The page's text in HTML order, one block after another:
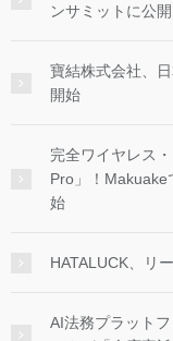
ンサミットに公
寶結株式会社、
開始
完全ワイヤレス
Pro」！Makuake
始
HATALUCK、リ
AI法務プラット